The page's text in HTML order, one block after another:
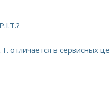
отличается в сервисных